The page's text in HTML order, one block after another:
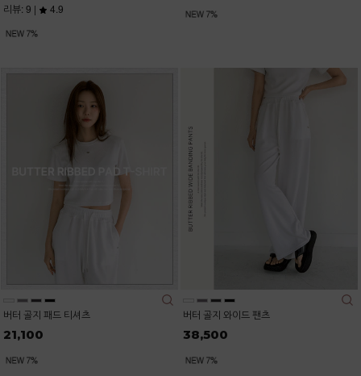
리뷰: 9 | 4.9
버터 골지 패드 티셔츠
21,100
버터 골지 와이드 팬츠
38,500